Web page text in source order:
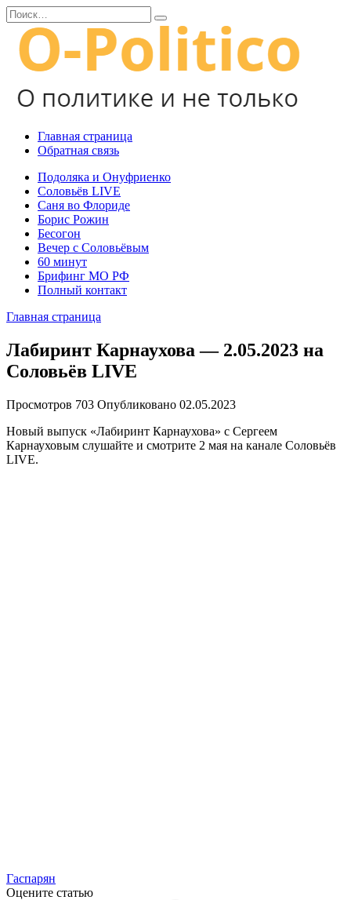
Перейти
к
содержанию
Search
for:
Главная страница
Обратная связь
Подоляка и Онуфриенко
Соловьёв LIVE
Саня во Флориде
Борис Рожин
Бесогон
Вечер с Соловьёвым
60 минут
Брифинг МО РФ
Полный контакт
Главная страница
Лабиринт Карнаухова — 2.05.2023 на
Соловьёв LIVE
Просмотров 703 Опубликовано 02.05.2023
Новый выпуск «Лабиринт Карнаухова» с Сергеем
Карнауховым слушайте и смотрите 2 мая на канале Соловьёв
LIVE.
Гаспарян
Оцените статью